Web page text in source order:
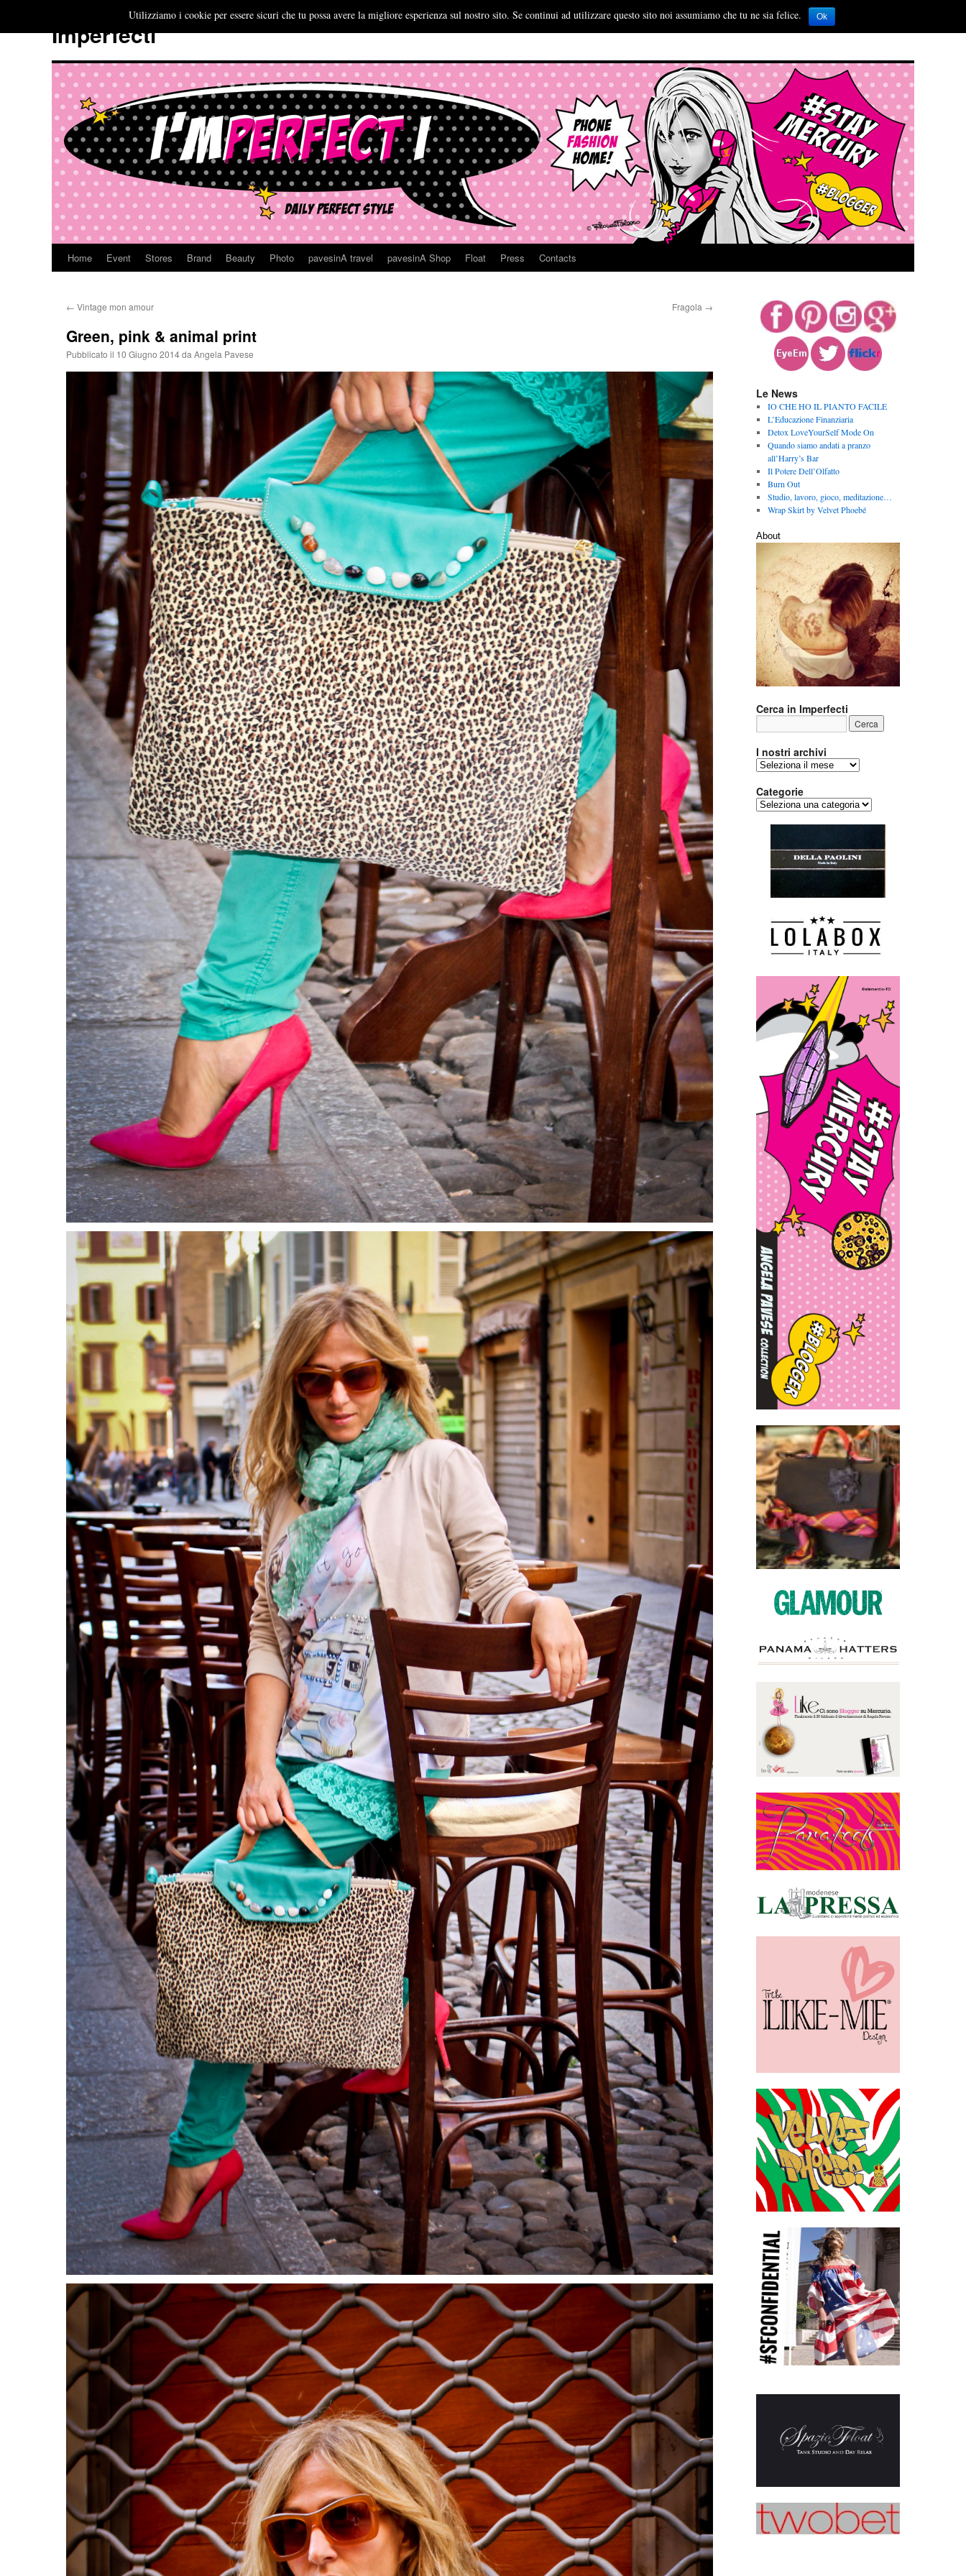
Imperfecti
Vai
contenuto
Home Event Stores Brand Beauty Photo pavesinA travel pavesinA Shop Float Press Contacts
← Vintage mon amour Fragola →
Green, pink & animal print
Pubblicato il 10 Giugno 2014da Angela Pavese
Le News
IO CHE HO IL PIANTO FACILE
L’Educazione Finanziaria
Detox LoveYourSelf Mode On
Quando siamo andati a pranzo
all’Harry’s Bar
Il Potere Dell’Olfatto
Burn Out
Studio, lavoro, gioco, meditazione…
Wrap Skirt by Velvet Phoebé
About
Cerca in Imperfecti
I nostri archivi
archivi
Categorie
Categorie
Utilizziamo i cookie per essere sicuri che tu possa avere la migliore esperienza sul nostro sito. Se continui ad utilizzare questo sito noi assumiamo che tu ne sia felice. Ok